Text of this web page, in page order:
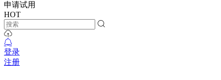
申请试用
HOT
登录
注册